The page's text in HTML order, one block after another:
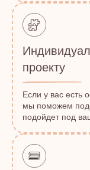
проекту
Если у вас есть
мы поможем
подойдет под